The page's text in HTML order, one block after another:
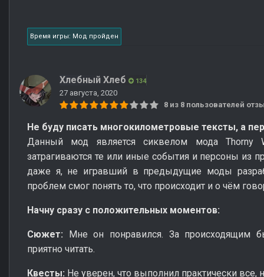
Время игры: Мод пройден
Хлебный Хлеб 134
27 августа, 2020
8 из 8 пользователей
Не буду писать многокилометровые тексты, а
Данный мод является сиквелом мода Thorny
затрагиваются те или иные события и персоны из
даже я, не игравший в предыдущие моды
проблем смог понять то, что происходит и о чём
Начну сразу с положительных моментов:
Сюжет: Мне он понравился. За происходящим
приятно читать.
Квесты: Не уверен, что выполнил практически